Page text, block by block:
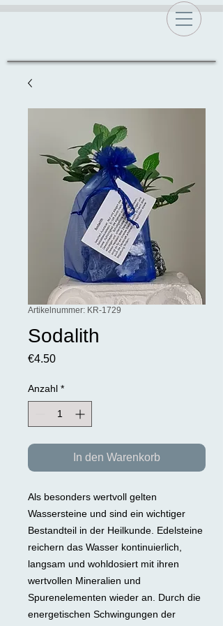
Artikelnummer: KR-1729
Sodalith
€4.50Preis
Anzahl *
In den Warenkorb
Als besonders wertvoll gelten
Wassersteine und sind ein wichtiger
Bestandteil in der Heilkunde. Edelsteine
reichern das Wasser kontinuierlich,
langsam und wohldosiert mit ihren
wertvollen Mineralien und
Spurenelementen wieder an. Durch die
energetischen Schwingungen der